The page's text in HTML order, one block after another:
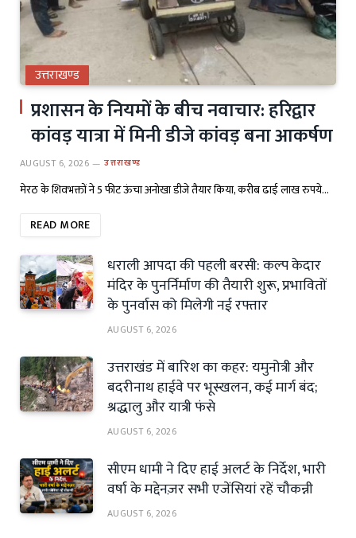
उत्तराखण्ड
प्रशासन के नियमों के बीच नवाचार: हरिद्वार
कांवड़ यात्रा में मिनी डीजे कांवड़ बना आकर्षण
AUGUST 6, 2026 उत्तराखण्ड
मेरठ के शिवभक्तों ने 5 फीट ऊंचा अनोखा डीजे तैयार किया, करीब ढाई लाख रुपये…
READ MORE
धराली आपदा की पहली बरसी: कल्प केदार
मंदिर के पुनर्निर्माण की तैयारी शुरू, प्रभावितों
के पुनर्वास को मिलेगी नई रफ्तार
AUGUST 6, 2026
उत्तराखंड में बारिश का कहर: यमुनोत्री और
बदरीनाथ हाईवे पर भूस्खलन, कई मार्ग बंद;
श्रद्धालु और यात्री फंसे
AUGUST 6, 2026
सीएम धामी ने दिए हाई अलर्ट के निर्देश, भारी
वर्षा के मद्देनज़र सभी एजेंसियां रहें चौकन्नी
AUGUST 6, 2026